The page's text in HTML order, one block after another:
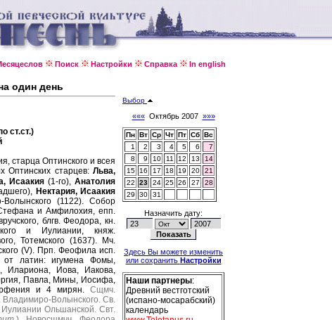
Поиск Настройки Справка In english
один день
ст.ст.)
старца Оптинского и всея
Оптинских старцев: Льва,
Исаакия (1-го), Анатолия
Нектария, Исаакия
(1122). Собор
и Амфилохия, епп.
блгв. Феодора, кн.
и Иулиании, княж.
Тотемского (1637).
Мч.
(V). Прп. Феофила исп.
от латин: игумена Фомы,
Илариона, Иова, Иакова,
Павла, Мины, Иосифа,
и 4 мирян. Сщмч.
Владимиро-Волынского. Св.
Ольшанской. Свт.
Выбор
«««Октябрь 2007 »»»
Пн Вт Ср Чт Пт Сб Вс
1
2 3 4 5 6
7
8
9 10 11 12 13
14
15
16 17 18 19 20
21
22
23 24 25 26 27
28
29
30 31
Назначить дату:
Здесь Вы можете изменить
или сохранить Настройки
Наши партнеры:
Древний вестготский
(испано-мосарабский)
календарь